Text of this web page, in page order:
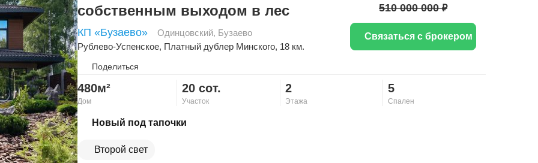
собственным выходом в лес
КП «Бузаево» Одинцовский, Бузаево
Рублево-Успенское, Платный дублер Минского, 18 км.
Поделиться
Скопировать ссылку
480м²
Дом
20 сот.
Участок
2
Этажа
5
Спален
Новый под тапочки
Второй свет
510 000 000 ₽
Связаться с брокером